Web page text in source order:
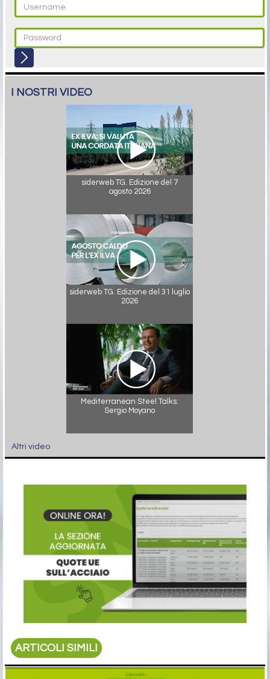
I NOSTRI VIDEO
siderweb TG. Edizione del 7
agosto 2026
siderweb TG. Edizione del 31 luglio
2026
Mediterranean Steel Talks:
Sergio Moyano
Altri video
ARTICOLI SIMILI